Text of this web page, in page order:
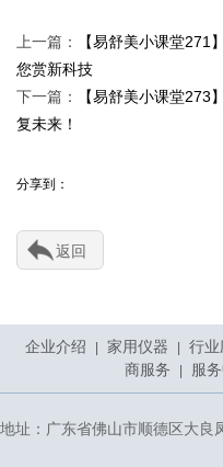
上一篇：
【易舒美小课堂271
您赏新科技
下一篇：
【易舒美小课堂273
复未来！
分享到：
返回
企业介绍 | 家用仪器 | 行业
商服务
| 服
地址：广东省佛山市顺德区大良